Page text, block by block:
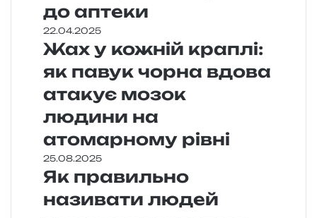
до аптеки
22.04.2025
Жах у кожній краплі:
як павук чорна вдова
атакує мозок
людини на
атомарному рівні
25.08.2025
Як правильно
називати людей